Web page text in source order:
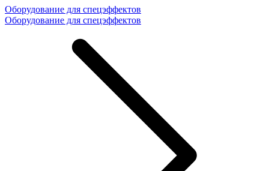
Оборудование для спецэффектов
Оборудование для спецэффектов